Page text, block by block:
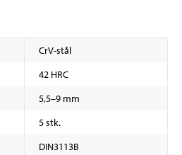
CrV-stål
42 HRC
5,5–9 mm
5 stk.
DIN3113B